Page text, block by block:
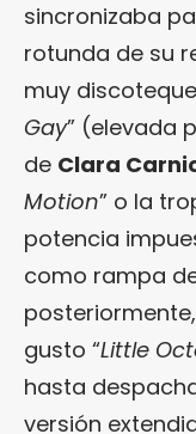
sincronizaba
rotunda de su
muy
Gay” (elevada
de Clara
Motion” o la
potencia
como rampa
gusto “Little
hasta
versión